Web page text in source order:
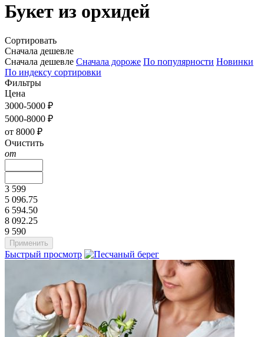
Букет из орхидей
Сортировать
Сначала дешевле
Сначала дешевле Сначала дороже По популярности Новинки
По индексу сортировки
Фильтры
Цена
3000-5000 ₽
5000-8000 ₽
от 8000 ₽
Очистить
от
3 599
5 096.75
6 594.50
8 092.25
9 590
Быстрый просмотр